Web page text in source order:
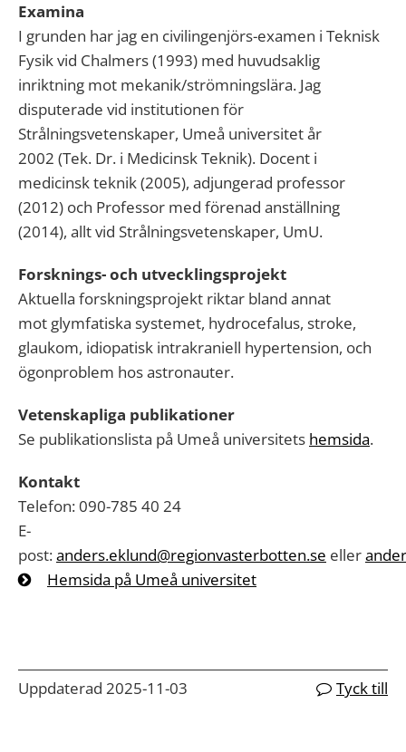
Examina
I grunden har jag en civilingenjörs-examen i Teknisk
Fysik vid Chalmers(1993) med huvudsaklig
inriktning mot mekanik/strömningslära. Jag
disputerade vid institutionen för
Strålningsvetenskaper, Umeå universitet år
2002 (Tek. Dr. i Medicinsk Teknik). Docent i
medicinsk teknik(2005), adjungerad professor
(2012) och Professor med förenad anställning
(2014), allt vid Strålningsvetenskaper, UmU.
Forsknings- och utvecklingsprojekt
Aktuella forskningsprojekt riktar bland annat
mot glymfatiska systemet, hydrocefalus, stroke,
glaukom, idiopatisk intrakraniell hypertension, och
ögonproblem hos astronauter.
Vetenskapliga publikationer
Se publikationslista på Umeå universitets hemsida.
Kontakt
Telefon: 090-785 40 24
E-
post:anders.eklund@regionvasterbotten.se eller
Hemsida på Umeå universitet
Uppdaterad 2025-11-03 Tyck till